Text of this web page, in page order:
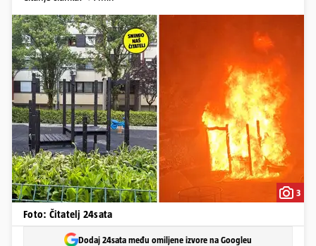
3
Foto: Čitatelj 24sata
Dodaj 24sata među omiljene izvore na Googleu